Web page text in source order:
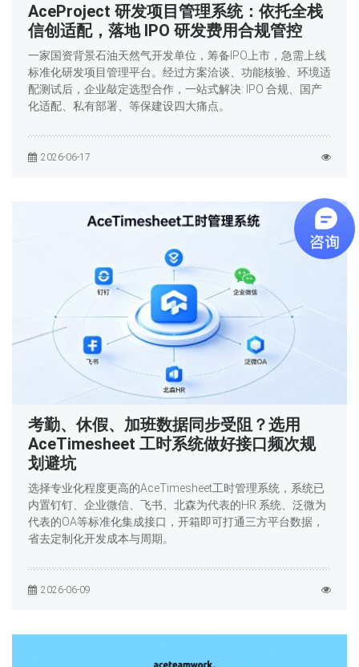
AceProject 研发项目管理系统：依托全栈
信创适配，落地 IPO 研发费用合规管控
一家国资背景石油天然气开发单位，筹备IPO上市，急需上线
标准化研发项目管理平台。经过方案洽谈、功能核验、环境适
配测试后，企业敲定选型合作，一站式解决: IPO 合规、国产
化适配、私有部署、等保建设四大痛点。
2026-06-17
考勤、休假、加班数据同步受阻？选用
AceTimesheet 工时系统做好接口频次规
划避坑
选择专业化程度更高的AceTimesheet工时管理系统，系统已
内置钉钉、企业微信、飞书、北森为代表的HR 系统、泛微为
代表的OA等标准化集成接口，开箱即可打通三方平台数据，
省去定制化开发成本与周期。
2026-06-09